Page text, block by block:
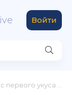
Войти
укуса 1979